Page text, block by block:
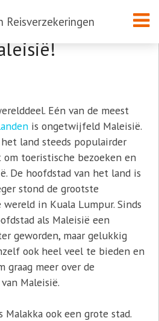
Reisverzekeringen
het
Eén van de meest
is ongetwijfeld Maleisië.
land steeds populairder
om toeristische bezoeken en
De hoofdstad van het land is
stond de grootste
in Kuala Lumpur. Sinds
als Maleisië een
geworden, maar gelukkig
ook heel veel te bieden en
graag meer over de
Maleisië.
Malakka ook een grote stad.